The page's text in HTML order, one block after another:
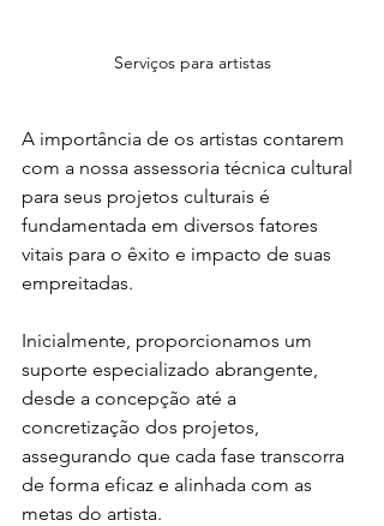
Serviços para artistas
A importância de os artistas contarem
com a nossa assessoria técnica cultural
para seus projetos culturais é
fundamentada em diversos fatores
vitais para o êxito e impacto de suas
empreitadas.
Inicialmente, proporcionamos um
suporte especializado abrangente,
desde a concepção até a
concretização dos projetos,
assegurando que cada fase transcorra
de forma eficaz e alinhada com as
metas do artista.